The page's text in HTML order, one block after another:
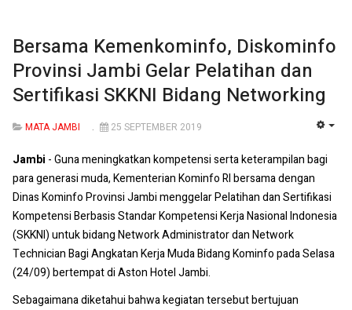
Bersama Kemenkominfo, Diskominfo
Provinsi Jambi Gelar Pelatihan dan
Sertifikasi SKKNI Bidang Networking
MATA JAMBI 25 SEPTEMBER 2019
Jambi - Guna meningkatkan kompetensi serta keterampilan bagi
para generasi muda, Kementerian Kominfo RI bersama dengan
Dinas Kominfo Provinsi Jambi menggelar Pelatihan dan Sertifikasi
Kompetensi Berbasis Standar Kompetensi Kerja Nasional Indonesia
(SKKNI) untuk bidang Network Administrator dan Network
Technician Bagi Angkatan Kerja Muda Bidang Kominfo pada Selasa
(24/09) bertempat di Aston Hotel Jambi.
Sebagaimana diketahui bahwa kegiatan tersebut bertujuan